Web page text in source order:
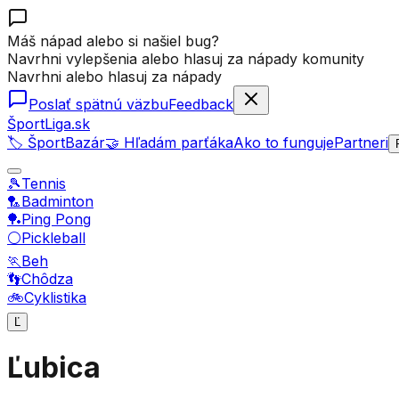
Máš nápad alebo si našiel bug?
Navrhni vylepšenia alebo hlasuj za nápady komunity
Navrhni alebo hlasuj za nápady
Poslať spätnú väzbuFeedback
ŠportLiga.sk
🏷️ ŠportBazár🤝 Hľadám parťákaAko to fungujePartneri
🎾Tennis
🏸Badminton
🏓Ping Pong
⚪Pickleball
🏃Beh
👣Chôdza
🚲Cyklistika
Ľ
Ľubica